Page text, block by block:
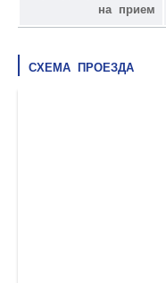
на прием
СХЕМА ПРОЕЗДА